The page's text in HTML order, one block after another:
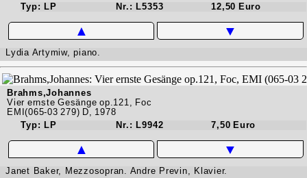
Typ: LP
Nr.: L5353 12,50 Euro
▲ ▼
Lydia Artymiw, piano.
Brahms,Johannes
Vier ernste Gesänge op.121, Foc
EMI(065-03 279) D, 1978
Typ: LP
Nr.: L9942 7,50 Euro
▲ ▼
Janet Baker, Mezzosopran. Andre Previn, Klavier.